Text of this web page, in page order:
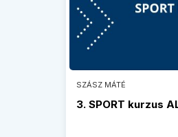
SZÁSZ MÁTÉ
3. SPORT kurzus